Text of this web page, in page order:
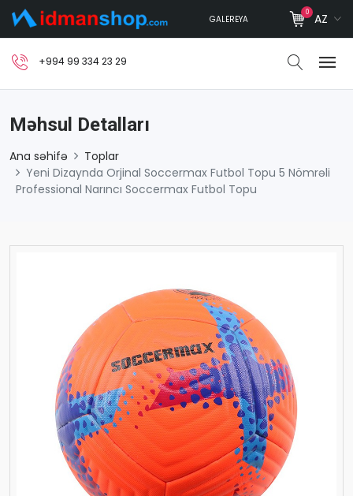
GALEREYA
0 AZ
+994 99 334 23 29
Məhsul Detalları
Ana səhifə
Toplar
Yeni Dizaynda Orjinal Soccermax Futbol Topu 5 Nömrəli
Professional Narıncı Soccermax Futbol Topu